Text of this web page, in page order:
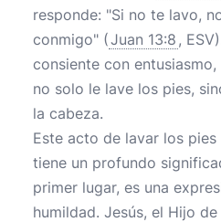
responde: "Si no te lavo,
conmigo" (Juan 13:8 ,
consiente con
no solo le lave los pies,
la cabeza.
Este acto de lavar los
tiene un profundo
primer lugar, es una
humildad. Jesús, el Hijo